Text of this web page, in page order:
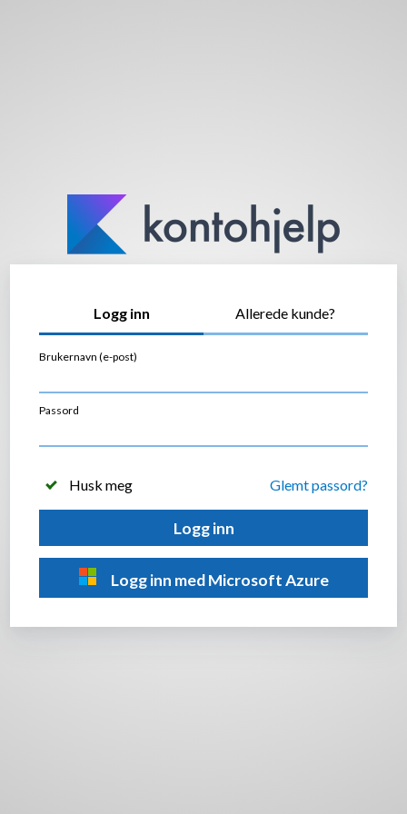
Logg inn Allerede kunde?
Brukernavn (e-post)
Passord
Husk meg Glemt passord?
Logg inn
Logg inn med Microsoft Azure